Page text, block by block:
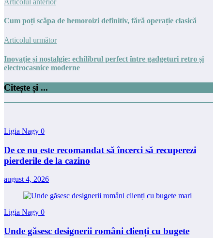
Articolul anterior
Cum poți scăpa de hemoroizi definitiv, fără operație clasică
Articolul următor
Inovație și nostalgie: echilibrul perfect între gadgeturi retro și
electrocasnice moderne
Citește și ...
Ligia Nagy 0
De ce nu este recomandat să încerci să recuperezi
pierderile de la cazino
august 4, 2026
Ligia Nagy 0
Unde găsesc designerii români clienți cu bugete